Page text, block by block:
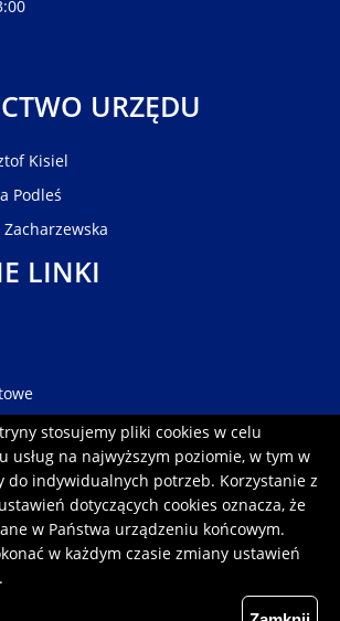
stosujemy pliki cookies w celu
usług na najwyższym poziomie, w tym w
do indywidualnych potrzeb. Korzystanie z
dotyczących cookies oznacza, że
w Państwa urządzeniu końcowym.
w każdym czasie zmiany ustawień
URZĘDU
Kisiel
Podleś
LINKI